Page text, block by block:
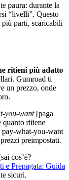
paura: durante la
“livelli”. Questo
parti, scaricabili
ritieni più adatto
Gumroad ti
un prezzo, onde
you-want[paga
quanto ritiene
pay-what-you-want
preimpostati.
cos’è?
e Prepagata: Guida
sicuri.